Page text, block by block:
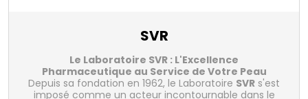
SVR
Le Laboratoire SVR : L'Excellence
Pharmaceutique au Service de Votre Peau
Depuis sa fondation en 1962, le Laboratoire SVR s'est
imposé comme un acteur incontournable dans le